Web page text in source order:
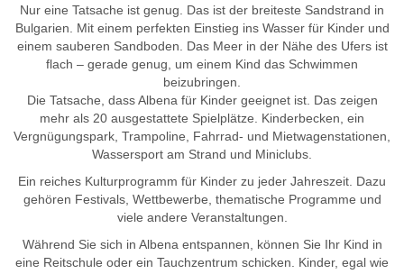
Nur eine Tatsache ist genug. Das ist der breiteste Sandstrand in
Bulgarien. Mit einem perfekten Einstieg ins Wasser für Kinder und
einem sauberen Sandboden. Das Meer in der Nähe des Ufers ist
flach – gerade genug, um einem Kind das Schwimmen
beizubringen.
Die Tatsache, dass Albena für Kinder geeignet ist. Das zeigen
mehr als 20 ausgestattete Spielplätze. Kinderbecken, ein
Vergnügungspark, Trampoline, Fahrrad- und Mietwagenstationen,
Wassersport am Strand und Miniclubs.
Ein reiches Kulturprogramm für Kinder zu jeder Jahreszeit. Dazu
gehören Festivals, Wettbewerbe, thematische Programme und
viele andere Veranstaltungen.
Während Sie sich in Albena entspannen, können Sie Ihr Kind in
eine Reitschule oder ein Tauchzentrum schicken. Kinder, egal wie